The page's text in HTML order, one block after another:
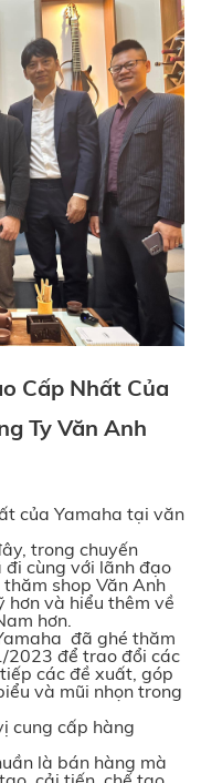
Cấp Nhất Của
Ty Văn Anh
của Yamaha tại văn
trong chuyến
cùng với lãnh đạo
shop Văn Anh
hơn và hiểu thêm về
hơn.
đã ghé thăm
2023 để trao đổi các
các đề xuất, góp
và mũi nhọn trong
cung cấp hàng
là bán hàng mà